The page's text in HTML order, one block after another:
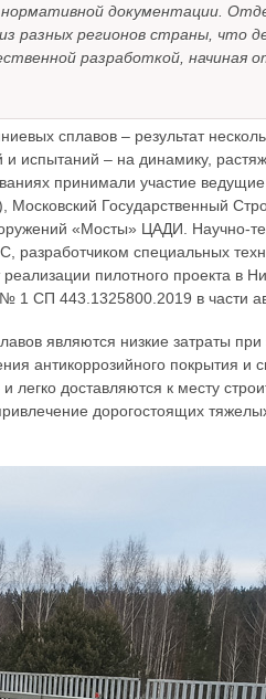
документации.
разных регионов страны, что
разработкой, начиная
сплавов – результат
испытаний – на динамику,
принимали участие
Государственный
«Мосты» ЦАДИ. Научно-
специальных
пилотного проекта в
1 СП 443.1325800.2019 в части
являются низкие затраты при
антикоррозийного покрытия и
легко доставляются к месту
дорогостоящих